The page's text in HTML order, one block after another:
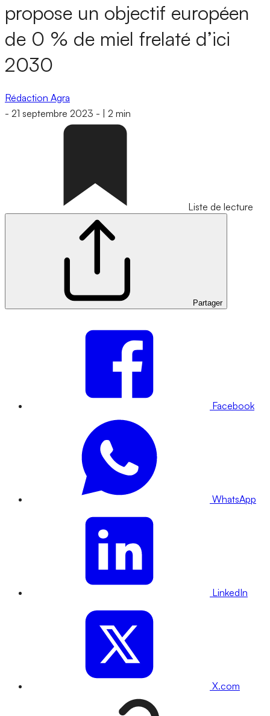
propose un objectif européen
de 0 % de miel frelaté d’ici
2030
Rédaction Agra
- 21 septembre 2023 - 2 min
Liste de lecture
Partager
Facebook
WhatsApp
LinkedIn
X.com